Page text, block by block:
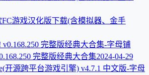
FC游戏汉化版下载(含模拟器、金手
完整版经典大合集2024-04-29